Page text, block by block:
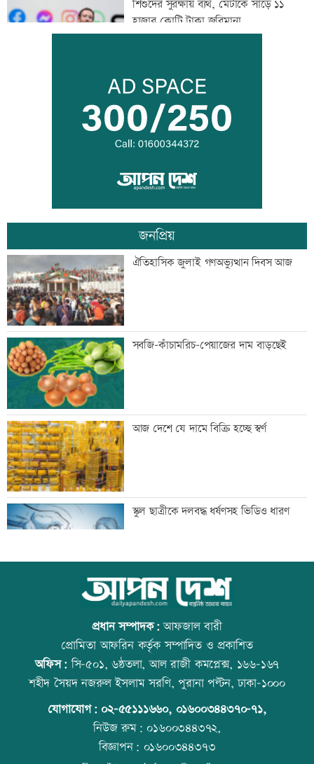
শিশুদের সুরক্ষায় ব্যর্থ, মেটাকে সাড়ে ১১
হাজার কোটি টাকা জরিমানা
এক দিনের ব্যবধানে কমলো স্বর্ণের দাম, আজ
থেকেই কার্যকর
বগি লাইনচ্যুত, ঢাকা-ময়মনসিংহ রেল চলাচল
বন্ধ
যৌথ প্রতিরক্ষা চুক্তি স্বাক্ষরের পথে সৌদি-
তুরস্ক-পাকিস্তান
বিশ্ববাজারে ফের বাড়ল জ্বালানি তেলের দাম
সিলেটে দুই বাসের সংঘর্ষে প্রাণ গেল
আটজনের
দুপুরের মধ্যে ঝোড়ো হাওয়াসহ বজ্রবৃষ্টি হতে
পারে যেসব অঞ্চলে
ডিএমপির ১২ ঊর্ধ্বতন কর্মকর্তাকে বদলি
জন্মসূত্রে নাগরিকত্ব সীমিত করতে ট্রাম্পের
নতুন নির্বাহী আদেশ
টেলিভিশনে আজকের যত খেলা
জনপ্রিয়
ঐতিহাসিক জুলাই গণঅভ্যুত্থান দিবস আজ
সবজি-কাঁচামরিচ-পেয়াজের দাম বাড়ছেই
আজ দেশে যে দামে বিক্রি হচ্ছে স্বর্ণ
স্কুল ছাত্রীকে দলবদ্ধ ধর্ষণসহ ভিডিও ধারণ
আজ বিশ্ব বন্ধু দিবস
প্রতিমন্ত্রীকে ঘিরে ভাইরাল ভিডিওতে ছবি
জুড়ে অপপ্রচার: এলিন
প্রধান সম্পাদক:আফজাল বারী
প্রোমিতা আফরিন কর্তৃক সম্পাদিত ও প্রকাশিত
অফিস:সি-৫০১, ৬ষ্ঠতলা, আল রাজী কমপ্লেক্স, ১৬৬-১৬৭
শহীদ সৈয়দ নজরুল ইসলাম সরণি, পুরানা পল্টন, ঢাকা-১০০০
যোগাযোগ: ০২-৫৫১১১৬৬০, ০১৬০০৩৪৪৩৭০-৭১,
নিউজ রুম:০১৬০০৩৪৪৩৭২,
বিজ্ঞাপন: ০১৬০০৩৪৪৩৭৩